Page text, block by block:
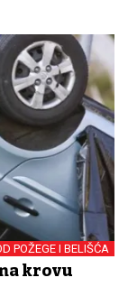
POŽEGE I BELIŠĆA
krovu